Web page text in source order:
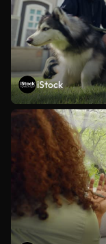
iStock